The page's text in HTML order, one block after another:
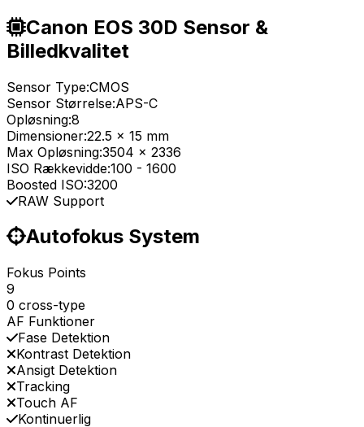
Canon EOS 30D Sensor &
Billedkvalitet
Sensor Type:CMOS
Sensor Størrelse:APS-C
Opløsning:8
Dimensioner:22.5 x 15 mm
Max Opløsning:3504 x 2336
ISO Rækkevidde:100 - 1600
Boosted ISO:3200
RAW Support
Autofokus System
Fokus Points
9
0 cross-type
AF Funktioner
Fase Detektion
Kontrast Detektion
Ansigt Detektion
Tracking
Touch AF
Kontinuerlig